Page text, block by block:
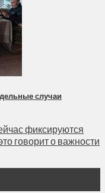
случаи
фиксируются
говорит о важности